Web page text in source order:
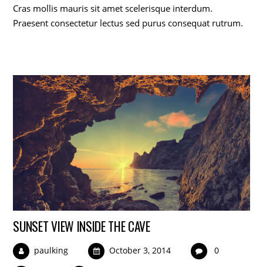
Cras mollis mauris sit amet scelerisque interdum.
Praesent consectetur lectus sed purus consequat rutrum.
SUNSET VIEW INSIDE THE CAVE
paulking October 3, 2014 0